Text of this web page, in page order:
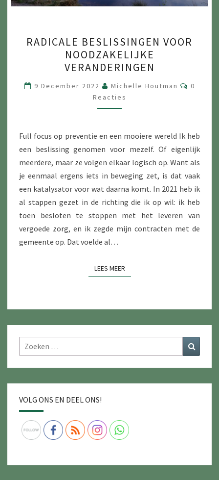
BESLISSINGEN
VOOR
NOODZAKELIJKE
VERANDERINGEN
RADICALE BESLISSINGEN VOOR
NOODZAKELIJKE
VERANDERINGEN
9 December 2022 Michelle Houtman
0
Reacties
Full focus op preventie en een mooiere wereld Ik heb
een beslissing genomen voor mezelf. Of eigenlijk
meerdere, maar ze volgen elkaar logisch op. Want als
je eenmaal ergens iets in beweging zet, is dat vaak
een katalysator voor wat daarna komt. In 2021 heb ik
al stappen gezet in de richting die ik op wil: ik heb
toen besloten te stoppen met het leveren van
vergoede zorg, en ik zegde mijn contracten met de
gemeente op. Dat voelde al…
LEES MEERLEES MEER
Zoeken
naar:
VOLG ONS EN DEEL ONS!